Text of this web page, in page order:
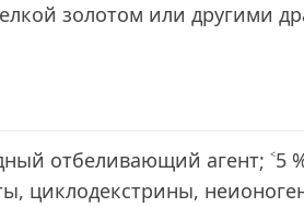
золотом или другими
отбеливающий агент; ˂5
циклодекстрины,